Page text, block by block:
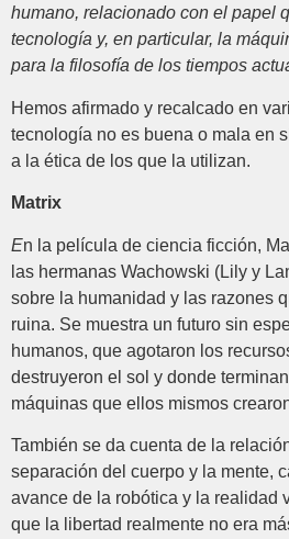
humano, relacionado con el papel
tecnología y, en particular, la
para la filosofía de los tiempos
Hemos afirmado y recalcado en
tecnología no es buena o mala en
a la ética de los que la utilizan.
Matrix
En la película de ciencia ficción,
las hermanas Wachowski (Lily y
sobre la humanidad y las razones
ruina. Se muestra un futuro sin
humanos, que agotaron los
destruyeron el sol y donde
máquinas que ellos mismos
También se da cuenta de la
separación del cuerpo y la mente,
avance de la robótica y la realidad
que la libertad realmente no era